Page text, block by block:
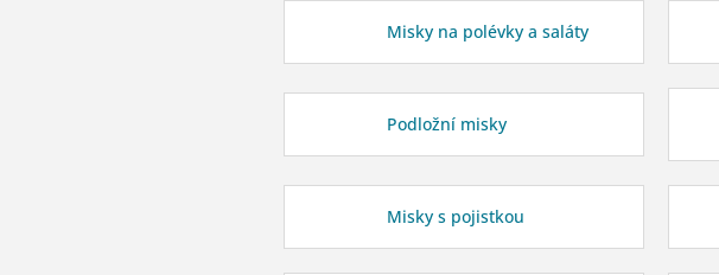
Misky na polévky a saláty
Podložní misky
Misky s pojistkou